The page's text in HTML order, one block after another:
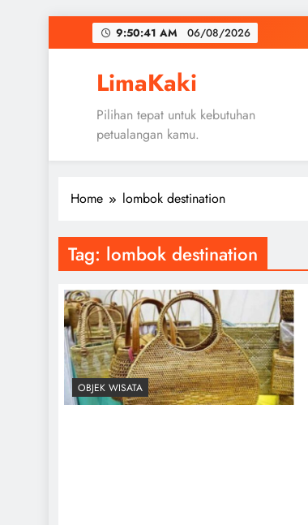
to
9:50:41 AM 06/08/2026
LimaKaki
Pilihan tepat untuk kebutuhan
petualangan kamu.
Home lombok destination
Tag: lombok destination
OBJEK WISATA